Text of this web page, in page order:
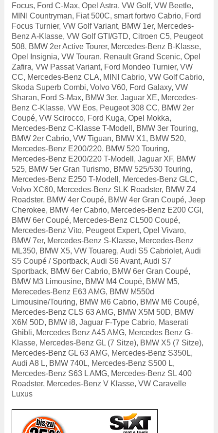
Focus, Ford C-Max, Opel Astra, VW Golf, VW Beetle,
MINI Countryman, Fiat 500C, smart fortwo Cabrio, Ford
Focus Turnier, VW Golf Variant, BMW 1er, Mercedes-
Benz A-Klasse, VW Golf GTI/GTD, Citroen C5, Peugeot
508, BMW 2er Active Tourer, Mercedes-Benz B-Klasse,
Opel Insignia, VW Touran, Renault Grand Scenic, Opel
Zafira, VW Passat Variant, Ford Mondeo Turnier, VW
CC, Mercedes-Benz CLA, MINI Cabrio, VW Golf Cabrio,
Skoda Superb Combi, Volvo V60, Ford Galaxy, VW
Sharan, Ford S-Max, BMW 3er, Jaguar XE, Mercedes-
Benz C-Klasse, VW Eos, Peugeot 308 CC, BMW 2er
Coupé, VW Scirocco, Ford Kuga, Opel Mokka,
Mercedes-Benz C-Klasse T-Modell, BMW 3er Touring,
BMW 2er Cabrio, VW Tiguan, BMW X1, BMW 520,
Mercedes-Benz E200/220, BMW 520 Touring,
Mercedes-Benz E200/220 T-Modell, Jaguar XF, BMW
525, BMW 5er Gran Turismo, BMW 525/530 Touring,
Mercedes-Benz E250 T-Modell, Mercedes-Benz GLC,
Volvo XC60, Mercedes-Benz SLK Roadster, BMW Z4
Roadster, BMW 4er Coupé, BMW 4er Gran Coupé, Jeep
Cherokee, BMW 4er Cabrio, Mercedes-Benz E200 CGI,
BMW 6er Coupé, Mercedes-Benz CL500 Coupé,
Mercedes-Benz Vito, Peugeot Expert, Opel Vivaro,
BMW 7er, Mercedes-Benz S-Klasse, Mercedes-Benz
ML350, BMW X5, VW Touareg, Audi S5 Cabriolet, Audi
S5 Coupé / Sportback, Audi S6 Avant, Audi S7
Sportback, BMW 6er Cabrio, BMW 6er Gran Coupé,
BMW M3 Limousine, BMW M4 Coupé, BMW M5,
Merecedes-Benz E63 AMG, BMW M550d
Limousine/Touring, BMW M6 Cabrio, BMW M6 Coupé,
Mercedes-Benz CLS 63 AMG, BMW X5M 50D, BMW
X6M 50D, BMW i8, Jaguar F-Type Cabrio, Maserati
Ghibli, Mercedes Benz A45 AMG, Mercedes Benz G-
Klasse, Mercedes-Benz GL (7 Sitze), BMW X5 (7 Sitze),
Mercedes-Benz GL 63 AMG, Mercedes-Benz S350L,
Audi A8 L, BMW 740L, Mercedes-Benz S500 L,
Mercedes-Benz S63 L AMG, Mercedes-Benz SL 400
Roadster, Mercedes-Benz V Klasse, VW Caravelle
Luxus